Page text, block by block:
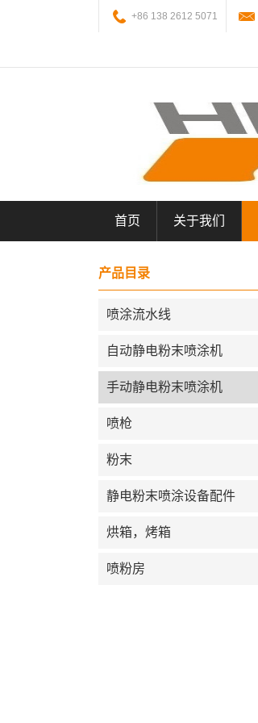
+86 138 2612 5071
首页 关于我们
产品目录
喷涂流水线
自动静电粉末喷涂机
手动静电粉末喷涂机
喷枪
粉末
静电粉末喷涂设备配件
烘箱，烤箱
喷粉房